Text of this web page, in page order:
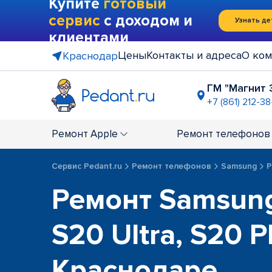
Купите готовый
сервис с доходом и
клиентами
Узнать
КраснодарЦеныКонтакты и адресаО
ГМ "Магнит
+7 (861) 212-
+7 (861) 219-
г.
+7 (958)
+7 (861)
ост. "ул.
+7 (861)
р-н
+7 (861) 212-
Ремонт Apple Ремонт телефонов
Сервис Pedant.ru Ремонт телефонов Samsung
Ремонт
S20 Ultra, S20